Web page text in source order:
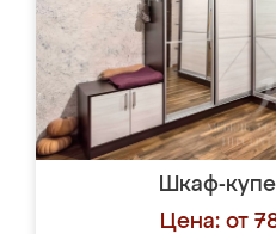
Шкаф-
Цена: от